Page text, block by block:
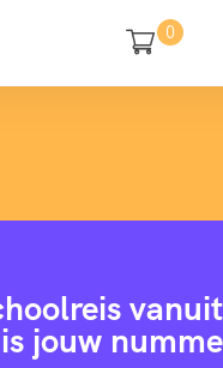
0
jouw